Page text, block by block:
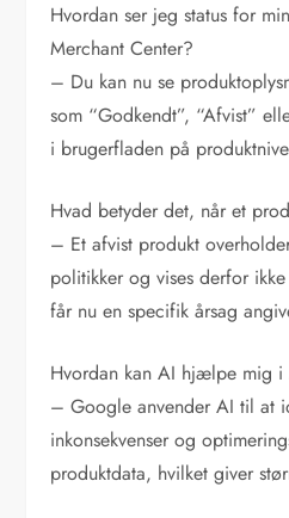
Hvordan ser jeg status for
Merchant Center?
– Du kan nu se
som “Godkendt”, “Afvist”
i brugerfladen på
Hvad betyder det, når et
– Et afvist produkt
politikker og vises derfor
får nu en specifik årsag
Hvordan kan AI hjælpe mig i
– Google anvender AI til at
inkonsekvenser og
produktdata, hvilket giver